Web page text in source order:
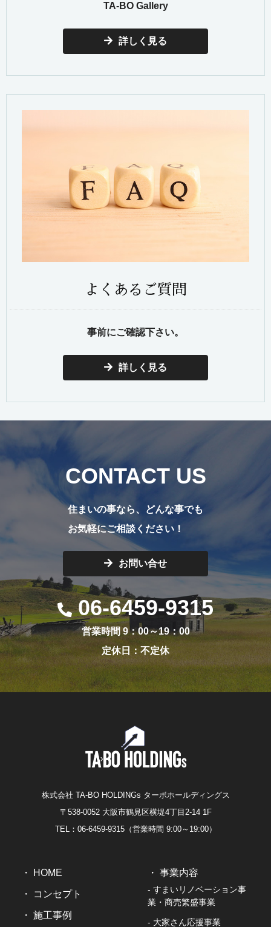
TA-BO Gallery
詳しく見る
よくあるご質問
事前にご確認下さい。
詳しく見る
CONTACT US
住まいの事なら、どんな事でも
お気軽にご相談ください！
お問い合せ
06-6459-9315
営業時間 9：00～19：00
定休日：不定休
株式会社 TA-BO HOLDINGs ターボホールディングス
〒538-0052 大阪市鶴見区横堤4丁目2-14 1F
TEL：06-6459-9315（営業時間 9:00～19:00）
HOME
コンセプト
施工事例
事業内容
- すまいリノベーション事
業・ 商売繁盛事業
- 大家さん応援事業